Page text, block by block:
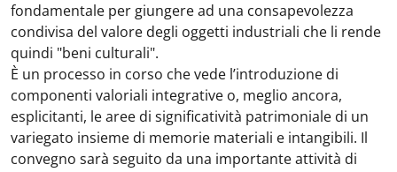
fondamentale per giungere ad una consapevolezza
condivisa del valore degli oggetti industriali che li rende
quindi "beni culturali".
È un processo in corso che vede l’introduzione di
componenti valoriali integrative o, meglio ancora,
esplicitanti, le aree di significatività patrimoniale di un
variegato insieme di memorie materiali e intangibili. Il
convegno sarà seguito da una importante attività di